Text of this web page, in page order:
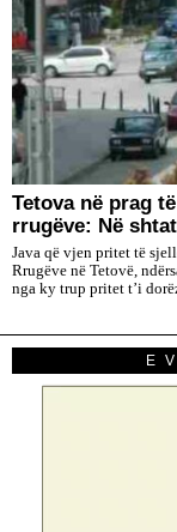
Tetova në prag
rrugëve: Në
Java që vjen pritet të
Rrugëve në Tetovë,
nga ky trup pritet t’i